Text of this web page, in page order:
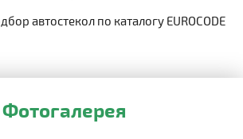
автостекол по каталогу EUROCODE
Фотогалерея